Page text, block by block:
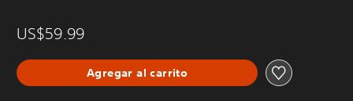
US$59.99
Agregar al carrito